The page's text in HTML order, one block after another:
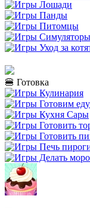
🍔 Готовка